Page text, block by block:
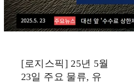
[로지스픽] 25년 5월
23일 주요 물류, 유